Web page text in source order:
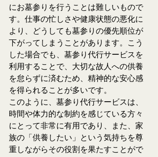
にお墓参りを行うことは難しいもので
す。仕事の忙しさや健康状態の悪化に
より、どうしても墓参りの優先順位が
下がってしまうことがあります。こう
した場合でも、墓参り代行サービスを
利用することで、大切な故人への供養
を怠らずに済むため、精神的な安心感
を得られることが多いです。
このように、墓参り代行サービスは、
時間や体力的な制約を感じている方々
にとって非常に有用であり、また、家
族の「供養したい」という気持ちを尊
重しながらその役割を果たすことがで